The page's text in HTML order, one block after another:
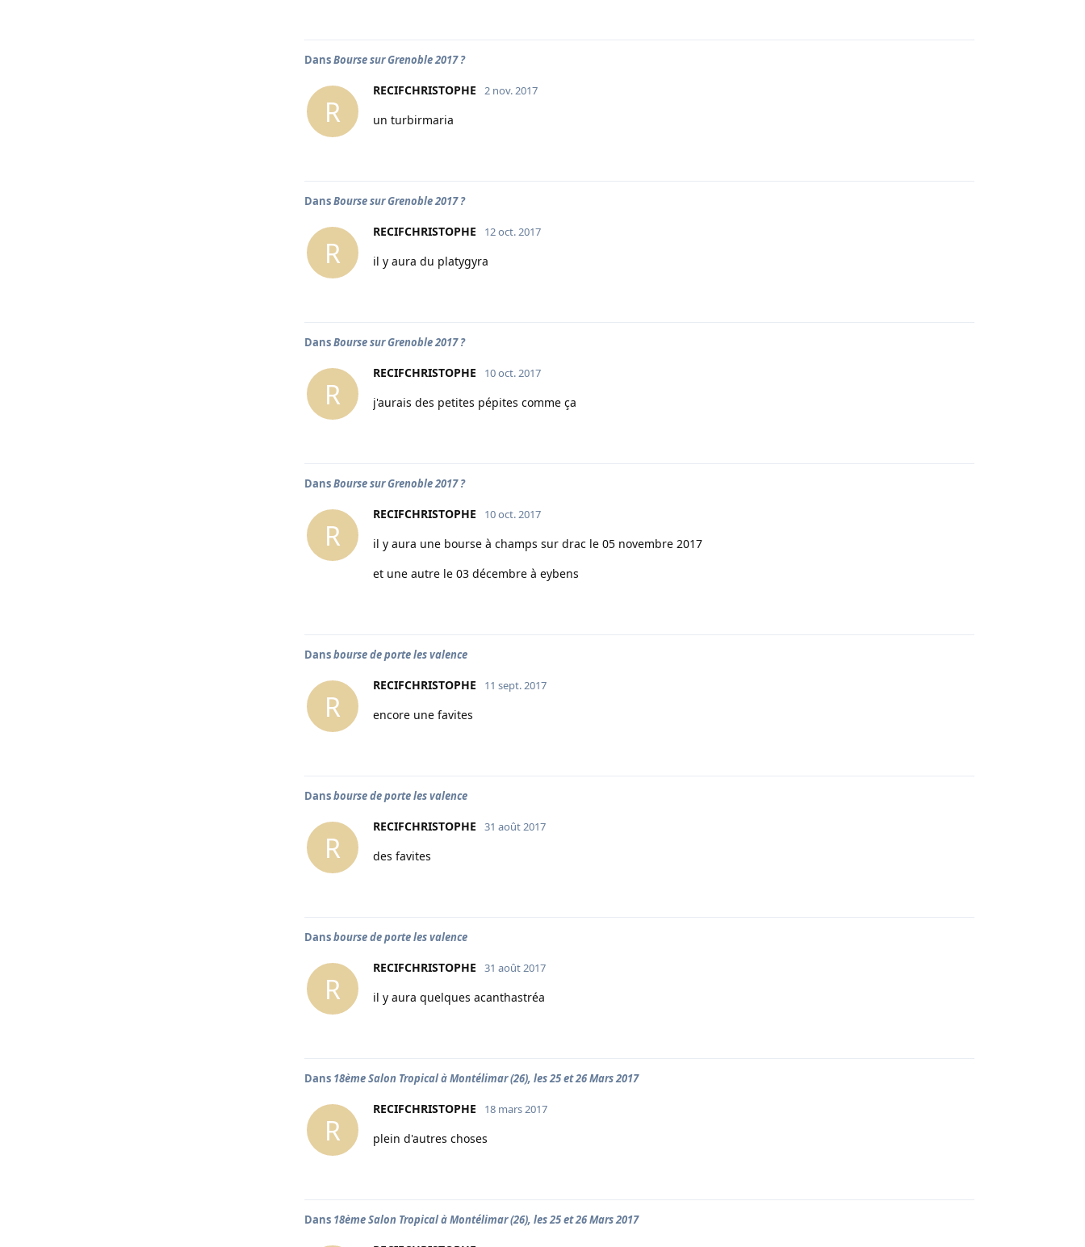
DansBourse sur Grenoble 2017 ?
R
RECIFCHRISTOPHE 2 nov. 2017
un turbirmaria
DansBourse sur Grenoble 2017 ?
R
RECIFCHRISTOPHE 12 oct. 2017
il y aura du platygyra
DansBourse sur Grenoble 2017 ?
R
RECIFCHRISTOPHE 10 oct. 2017
j'aurais des petites pépites comme ça
DansBourse sur Grenoble 2017 ?
R
RECIFCHRISTOPHE 10 oct. 2017
il y aura une bourse à champs sur drac le 05 novembre 2017
et une autre le 03 décembre à eybens
Dansbourse de porte les valence
R
RECIFCHRISTOPHE 11 sept. 2017
encore une favites
Dansbourse de porte les valence
R
RECIFCHRISTOPHE 31 août 2017
des favites
Dansbourse de porte les valence
R
RECIFCHRISTOPHE 31 août 2017
il y aura quelques acanthastréa
Dans 18ème Salon Tropical à Montélimar (26), les 25 et 26 Mars 2017
R
RECIFCHRISTOPHE 18 mars 2017
plein d'autres choses
Dans 18ème Salon Tropical à Montélimar (26), les 25 et 26 Mars 2017